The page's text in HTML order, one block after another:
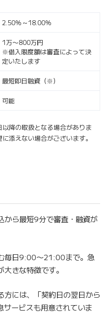
2.50％～18.00％
1万〜800万円
※借入限度額は審査によって決
定いたします
最短即日融資（※）
可能
降の取扱となる場合がありま
添えない場合がございます。
から最短9分で審査・融資が
毎日9:00〜21:00まで。急
きな特徴です。
方には、「契約日の翌日から
ービスも用意されていま